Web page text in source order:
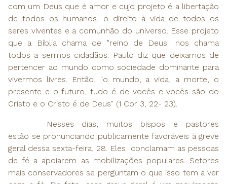
com um Deus que é amor e cujo projeto é a libertação
de todos os humanos, o direito à vida de todos os
seres viventes e a comunhão do universo. Esse projeto
que a Bíblia chama de "reino de Deus" nos chama
todos a sermos cidadãos. Paulo diz que deixamos de
pertencer ao mundo como sociedade dominante para
vivermos livres. Então, "o mundo, a vida, a morte, o
presente e o futuro, tudo é de vocês e vocês são do
Cristo e o Cristo é de Deus" (1 Cor 3, 22- 23).
Nesses dias, muitos bispos e pastores
estão se pronunciando publicamente favoráveis à greve
geral dessa sexta-feira, 28. Eles conclamam as pessoas
de fé a apoiarem as mobilizações populares. Setores
mais conservadores se perguntam o que isso tem a ver